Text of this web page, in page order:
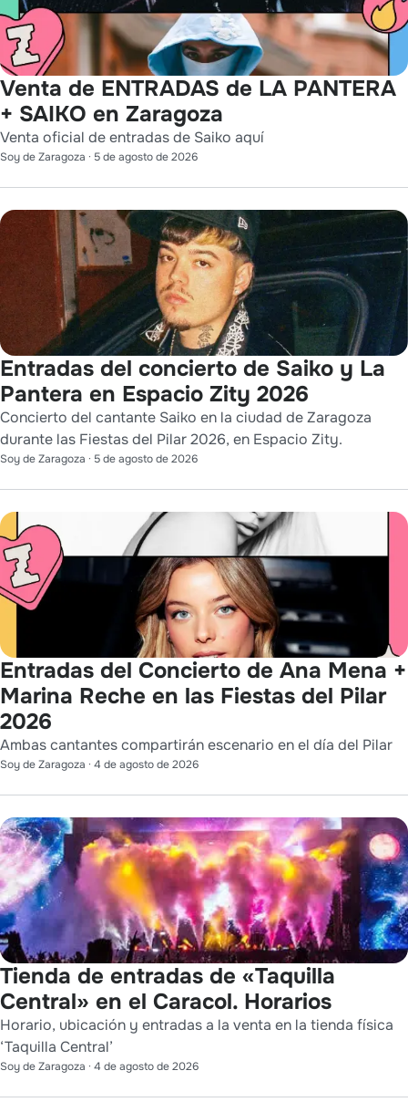
Venta de ENTRADAS de LA PANTERA
+ SAIKO en Zaragoza
Venta oficial de entradas de Saiko aquí
Soy de Zaragoza · 5 de agosto de 2026
Entradas del concierto de Saiko y La
Pantera en Espacio Zity 2026
Concierto del cantante Saiko en la ciudad de Zaragoza
durante las Fiestas del Pilar 2026, en Espacio Zity.
Soy de Zaragoza · 5 de agosto de 2026
Entradas del Concierto de Ana Mena +
Marina Reche en las Fiestas del Pilar
2026
Ambas cantantes compartirán escenario en el día del Pilar
Soy de Zaragoza · 4 de agosto de 2026
Tienda de entradas de «Taquilla
Central» en el Caracol. Horarios
Horario, ubicación y entradas a la venta en la tienda física
‘Taquilla Central’
Soy de Zaragoza · 4 de agosto de 2026